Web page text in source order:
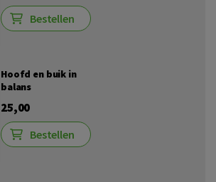
Bestellen
Hoofd en buik in
balans
25,00
Bestellen